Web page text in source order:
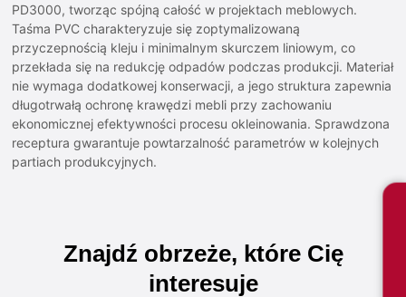
PD3000, tworząc spójną całość w projektach meblowych.
Taśma PVC charakteryzuje się zoptymalizowaną
przyczepnością kleju i minimalnym skurczem liniowym, co
przekłada się na redukcję odpadów podczas produkcji. Materiał
nie wymaga dodatkowej konserwacji, a jego struktura zapewnia
długotrwałą ochronę krawędzi mebli przy zachowaniu
ekonomicznej efektywności procesu okleinowania. Sprawdzona
receptura gwarantuje powtarzalność parametrów w kolejnych
partiach produkcyjnych.
Znajdź obrzeże, które Cię
interesuje